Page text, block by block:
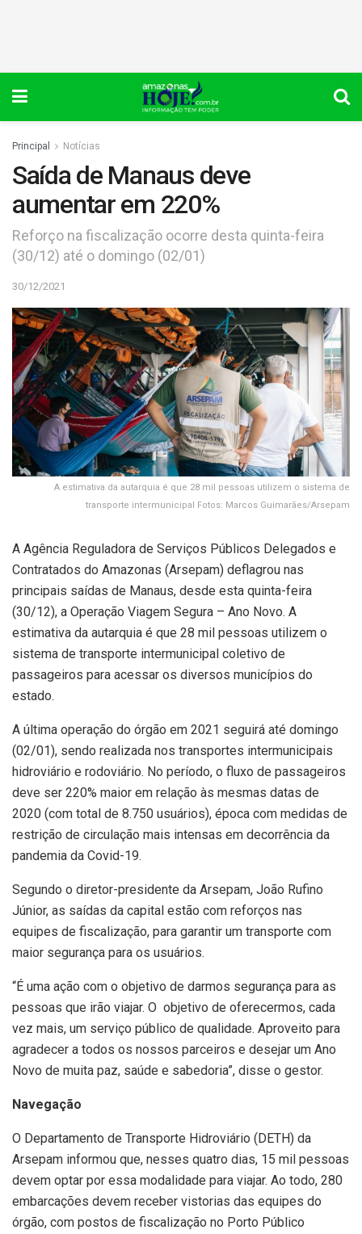
Principal Notícias
Saída de Manaus deve
aumentar em 220%
Reforço na fiscalização ocorre desta quinta-feira
(30/12) até o domingo (02/01)
30/12/2021
A estimativa da autarquia é que 28 mil pessoas utilizem o sistema de
transporte intermunicipal Fotos: Marcos Guimarães/Arsepam
A Agência Reguladora de Serviços Públicos Delegados e
Contratados do Amazonas (Arsepam) deflagrou nas
principais saídas de Manaus, desde esta quinta-feira
(30/12), a Operação Viagem Segura – Ano Novo. A
estimativa da autarquia é que 28 mil pessoas utilizem o
sistema de transporte intermunicipal coletivo de
passageiros para acessar os diversos municípios do
estado.
A última operação do órgão em 2021 seguirá até domingo
(02/01), sendo realizada nos transportes intermunicipais
hidroviário e rodoviário. No período, o fluxo de passageiros
deve ser 220% maior em relação às mesmas datas de
2020 (com total de 8.750 usuários), época com medidas de
restrição de circulação mais intensas em decorrência da
pandemia da Covid-19.
Segundo o diretor-presidente da Arsepam, João Rufino
Júnior, as saídas da capital estão com reforços nas
equipes de fiscalização, para garantir um transporte com
maior segurança para os usuários.
“É uma ação com o objetivo de darmos segurança para as
pessoas que irão viajar. O objetivo de oferecermos, cada
vez mais, um serviço público de qualidade. Aproveito para
agradecer a todos os nossos parceiros e desejar um Ano
Novo de muita paz, saúde e sabedoria”, disse o gestor.
Navegação
O Departamento de Transporte Hidroviário (DETH) da
Arsepam informou que, nesses quatro dias, 15 mil pessoas
devem optar por essa modalidade para viajar. Ao todo, 280
embarcações devem receber vistorias das equipes do
órgão, com postos de fiscalização no Porto Público